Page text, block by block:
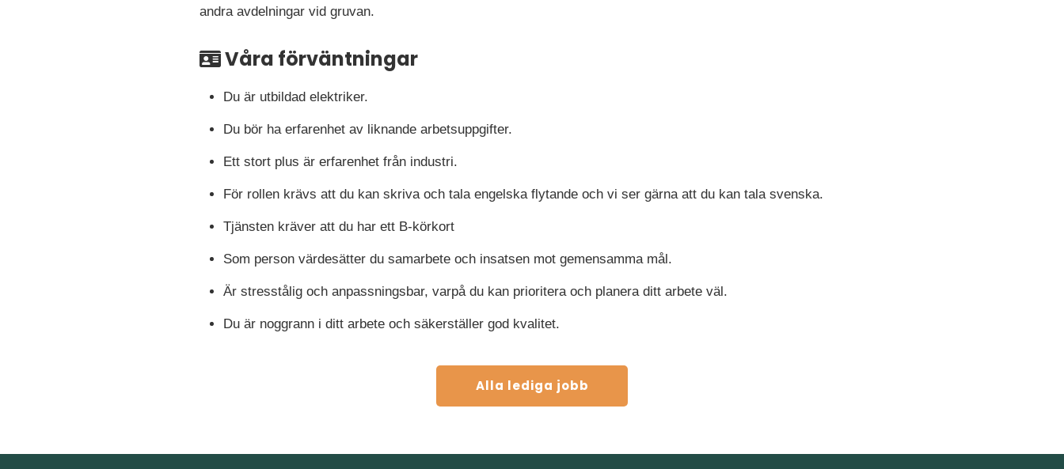
andra avdelningar vid gruvan.
Våra förväntningar
Du är utbildad elektriker.
Du bör ha erfarenhet av liknande arbetsuppgifter.
Ett stort plus är erfarenhet från industri.
För rollen krävs att du kan skriva och tala engelska flytande och vi ser gärna att du kan tala svenska.
Tjänsten kräver att du har ett B-körkort
Som person värdesätter du samarbete och insatsen mot gemensamma mål.
Är stresstålig och anpassningsbar, varpå du kan prioritera och planera ditt arbete väl.
Du är noggrann i ditt arbete och säkerställer god kvalitet.
Alla lediga jobb